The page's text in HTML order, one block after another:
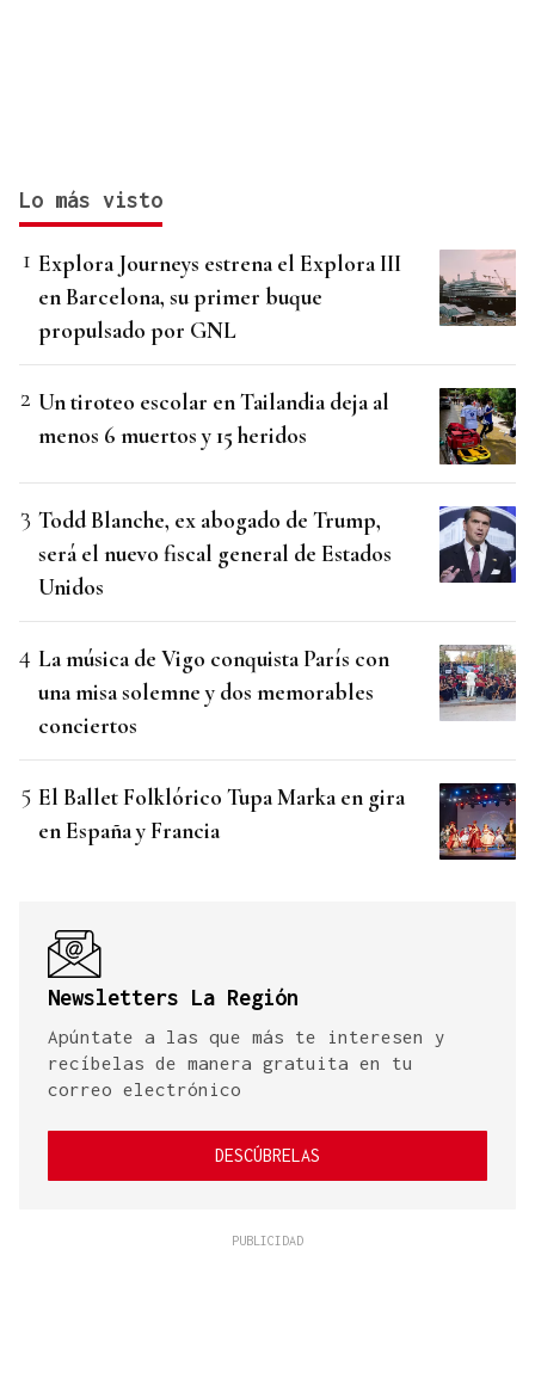
Lo más visto
Explora Journeys estrena el Explora III
en Barcelona, su primer buque
propulsado por GNL
Un tiroteo escolar en Tailandia deja al
menos 6 muertos y 15 heridos
Todd Blanche, ex abogado de Trump,
será el nuevo fiscal general de Estados
Unidos
La música de Vigo conquista París con
una misa solemne y dos memorables
conciertos
El Ballet Folklórico Tupa Marka en gira
en España y Francia
Newsletters La Región
Apúntate a las que más te interesen y
recíbelas de manera gratuita en tu
correo electrónico
DESCÚBRELAS